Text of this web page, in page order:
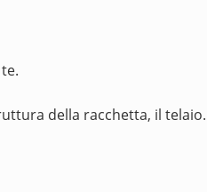
della racchetta, il telaio.